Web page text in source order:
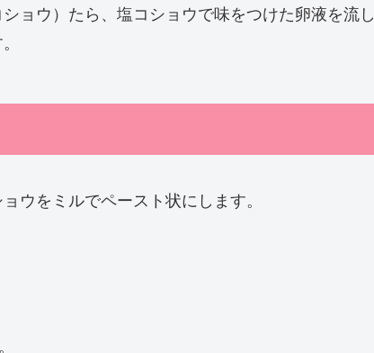
ョウ）たら、塩コショウで味をつけた卵液を流し
ウをミルでペースト状にします。